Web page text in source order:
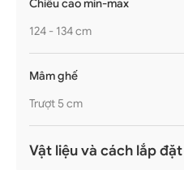
Chiều cao min-max
124 - 134 cm
Mâm ghế
Trượt 5 cm
Vật liệu và cách lắp đặt